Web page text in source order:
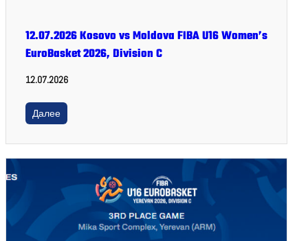
12.07.2026 Kosovo vs Moldova FIBA U16 Women’s
EuroBasket 2026, Division C
12.07.2026
Далее